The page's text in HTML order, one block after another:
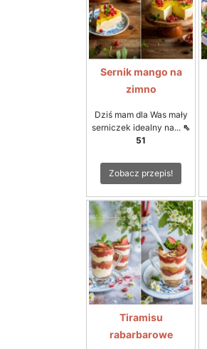
Sernik mango na
zimno
Dziś mam dla Was mały
serniczek idealny na... ⇖
51
Zobacz przepis!
Tiramisu
rabarbarowe